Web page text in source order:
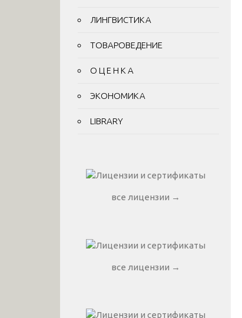
ЛИНГВИСТИКА
ТОВАРОВЕДЕНИЕ
О Ц Е Н К А
ЭКОНОМИКА
LIBRARY
все лицензии →
все лицензии →